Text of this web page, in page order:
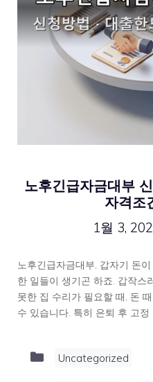
노후긴급자금대부
자격조
1월 3,
노후긴급자금대부, 갑자기 돈
한 일들이 생기곤 하죠. 갑작스
못한 집 수리가 필요할 때, 돈
수 있습니다. 특히 은퇴 후 고정
Categories
Uncategorized